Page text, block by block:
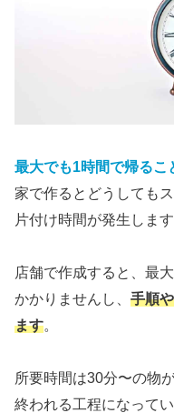
最大でも1時間で帰るこ
家で作るとどうしても
片付け時間が発生しま
店舗で作成すると、最
かかりませんし、 手順
ます。
所要時間は30分〜の物
終われる工程になってい